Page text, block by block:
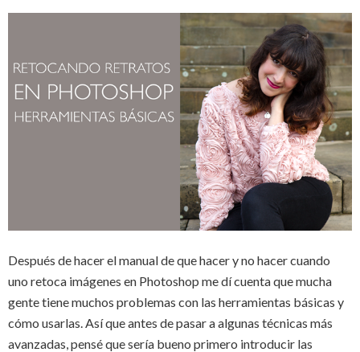
Después de hacer el manual de que hacer y no hacer cuando
uno retoca imágenes en Photoshop me dí cuenta que mucha
gente tiene muchos problemas con las herramientas básicas y
cómo usarlas. Así que antes de pasar a algunas técnicas más
avanzadas, pensé que sería bueno primero introducir las